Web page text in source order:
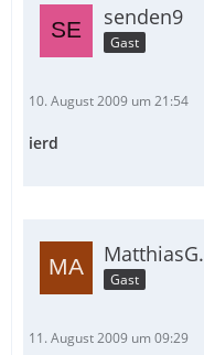
senden9
Gast
10. August 2009 um 21:54
ierd
MatthiasG.
Gast
11. August 2009 um 09:29